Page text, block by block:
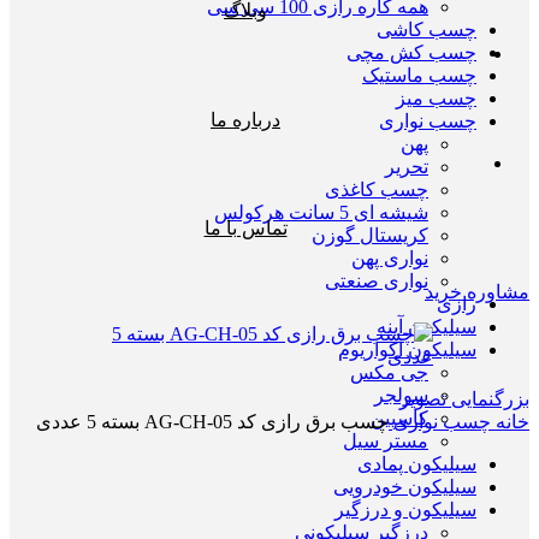
همه کاره رازی 100 سی سی
چسب کاشی
چسب کش مچی
چسب ماستیک
چسب میز
چسب نواری
پهن
تحریر
چسب کاغذی
شیشه ای 5 سانت هرکولس
کریستال گوزن
نواری پهن
نواری صنعتی
رازی
سیلیکون آینه
سیلیکون اکواریوم
جی مکس
سولجر
کاسپین
مستر سیل
سیلیکون پمادی
سیلیکون خودرویی
سیلیکون و درزگیر
درزگیر سیلیکونی
وبلاگ
درباره ما
تماس با ما
مشاوره خرید
بزرگنمایی تصویر
خانه چسب نواریچسب برق رازی کد AG-CH-05 بسته 5 عددی